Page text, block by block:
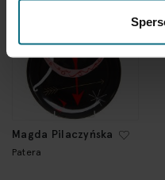
Magda Pilaczyńska
Patera